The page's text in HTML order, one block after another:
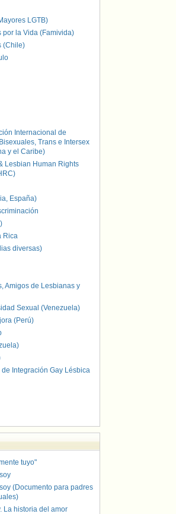
LGTB)
por la Vida (Famivida)
(Chile)
Internacional de
Trans e Intersex
y el Caribe)
Lesbian Human Rights
España)
Rica
diversas)
Amigos de Lesbianas y
Sexual (Venezuela)
(Perú)
Integración Gay Lésbica
tuyo"
(Documento para padres
La historia del amor